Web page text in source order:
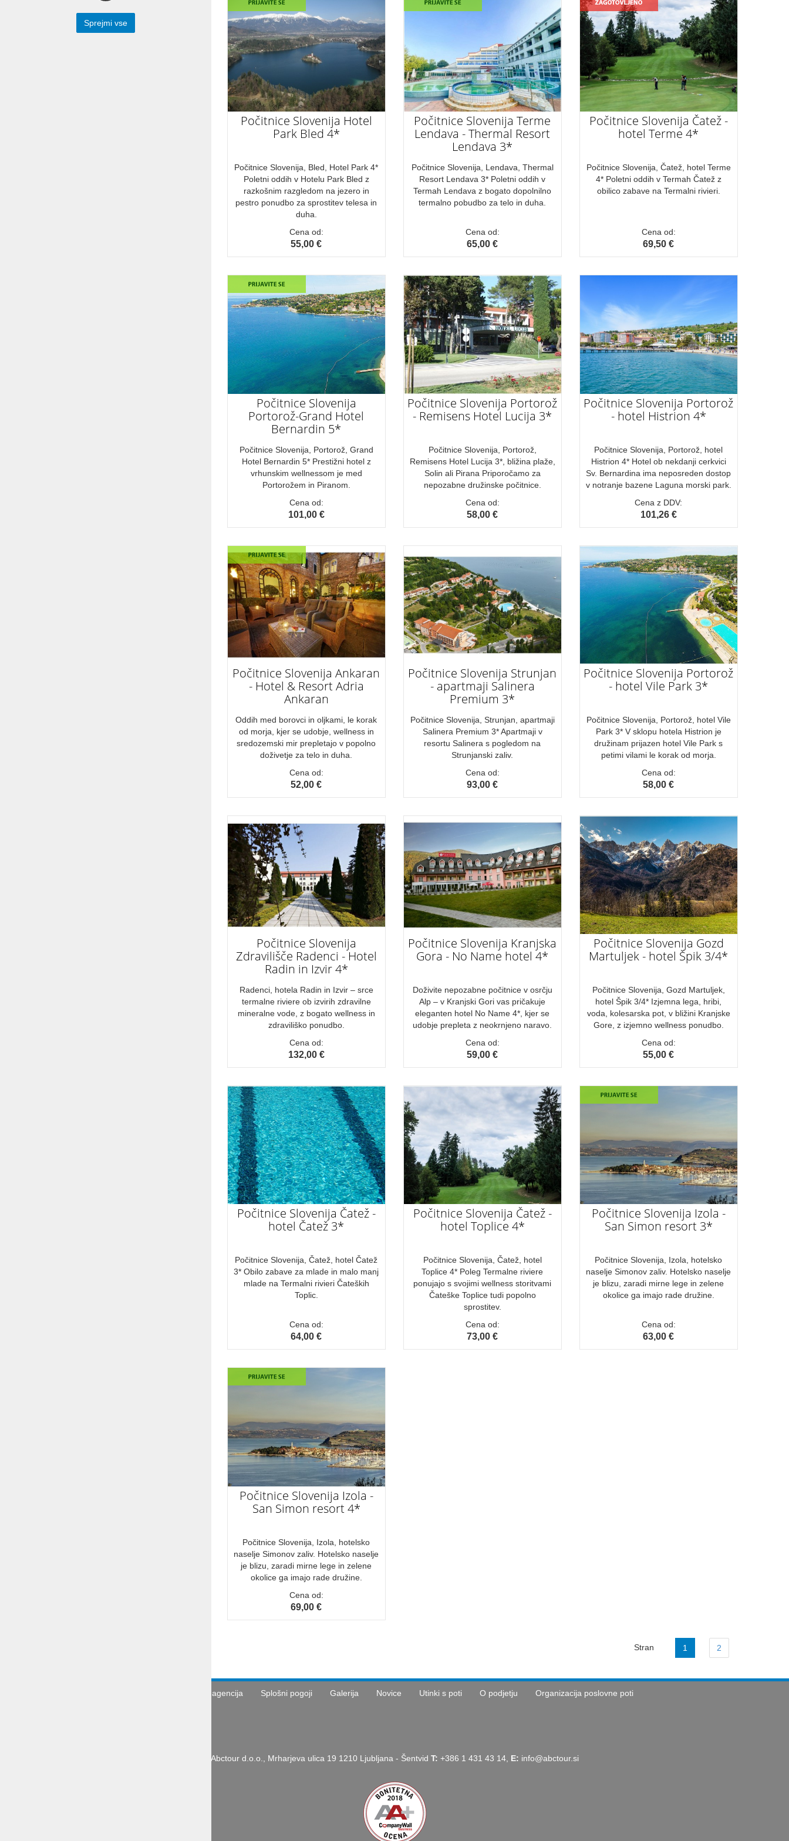
Počitnice Egipt
Počitnice Slovenija Hotel
Park Bled 4*
Počitnice Slovenija, Bled, Hotel Park 4*
Poletni oddih v Hotelu Park Bled z
razkošnim razgledom na jezero in
pestro ponudbo za sprostitev telesa in
duha.
Cena od:
55,00 €
Počitnice Slovenija Terme
Lendava - Thermal Resort
Lendava 3*
Počitnice Slovenija, Lendava, Thermal
Resort Lendava 3* Poletni oddih v
Termah Lendava z bogato dopolnilno
termalno pobudbo za telo in duha.
Cena od:
65,00 €
Počitnice Slovenija Čatež -
hotel Terme 4*
Počitnice Slovenija, Čatež, hotel Terme
4* Poletni oddih v Termah Čatež z
obilico zabave na Termalni rivieri.
Cena od:
69,50 €
Počitnice Slovenija
Portorož-Grand Hotel
Bernardin 5*
Počitnice Slovenija, Portorož, Grand
Hotel Bernardin 5* Prestižni hotel z
vrhunskim wellnessom je med
Portorožem in Piranom.
Cena od:
101,00 €
Počitnice Slovenija Portorož
- Remisens Hotel Lucija 3*
Počitnice Slovenija, Portorož,
Remisens Hotel Lucija 3*, bližina plaže,
Solin ali Pirana Priporočamo za
nepozabne družinske počitnice.
Cena od:
58,00 €
Počitnice Slovenija Portorož
- hotel Histrion 4*
Počitnice Slovenija, Portorož, hotel
Histrion 4* Hotel ob nekdanji cerkvici
Sv. Bernardina ima neposreden dostop
v notranje bazene Laguna morski park.
Cena z DDV:
101,26 €
Počitnice Slovenija Ankaran
- Hotel & Resort Adria
Ankaran
Oddih med borovci in oljkami, le korak
od morja, kjer se udobje, wellness in
sredozemski mir prepletajo v popolno
doživetje za telo in duha.
Cena od:
52,00 €
Počitnice Slovenija Strunjan
- apartmaji Salinera
Premium 3*
Počitnice Slovenija, Strunjan, apartmaji
Salinera Premium 3* Apartmaji v
resortu Salinera s pogledom na
Strunjanski zaliv.
Cena od:
93,00 €
Počitnice Slovenija Portorož
- hotel Vile Park 3*
Počitnice Slovenija, Portorož, hotel Vile
Park 3* V sklopu hotela Histrion je
družinam prijazen hotel Vile Park s
petimi vilami le korak od morja.
Cena od:
58,00 €
Počitnice Slovenija
Zdravilišče Radenci - Hotel
Radin in Izvir 4*
Radenci, hotela Radin in Izvir – srce
termalne riviere ob izvirih zdravilne
mineralne vode, z bogato wellness in
zdraviliško ponudbo.
Cena od:
132,00 €
Počitnice Slovenija Kranjska
Gora - No Name hotel 4*
Doživite nepozabne počitnice v osrčju
Alp – v Kranjski Gori vas pričakuje
eleganten hotel No Name 4*, kjer se
udobje prepleta z neokrnjeno naravo.
Cena od:
59,00 €
Počitnice Slovenija Gozd
Martuljek - hotel Špik 3/4*
Počitnice Slovenija, Gozd Martuljek,
hotel Špik 3/4* Izjemna lega, hribi,
voda, kolesarska pot, v bližini Kranjske
Gore, z izjemno wellness ponudbo.
Cena od:
55,00 €
Počitnice Slovenija Čatež -
hotel Čatež 3*
Počitnice Slovenija, Čatež, hotel Čatež
3* Obilo zabave za mlade in malo manj
mlade na Termalni rivieri Čateških
Toplic.
Cena od:
64,00 €
Počitnice Slovenija Čatež -
hotel Toplice 4*
Počitnice Slovenija, Čatež, hotel
Toplice 4* Poleg Termalne riviere
ponujajo s svojimi wellness storitvami
Čateške Toplice tudi popolno
sprostitev.
Cena od:
73,00 €
Počitnice Slovenija Izola -
San Simon resort 3*
Počitnice Slovenija, Izola, hotelsko
naselje Simonov zaliv. Hotelsko naselje
je blizu, zaradi mirne lege in zelene
okolice ga imajo rade družine.
Cena od:
63,00 €
Počitnice Slovenija Izola -
San Simon resort 4*
Počitnice Slovenija, Izola, hotelsko
naselje Simonov zaliv. Hotelsko naselje
je blizu, zaradi mirne lege in zelene
okolice ga imajo rade družine.
Cena od:
69,00 €
Stran 1 2
Turistična agencija Splošni pogoji Galerija Novice Utinki s poti O podjetju Organizacija poslovne poti
Abctour d.o.o., Mrharjeva ulica 19 1210 Ljubljana - Šentvid T: +386 1 431 43 14, E: info@abctour.si
Sprejmi vse